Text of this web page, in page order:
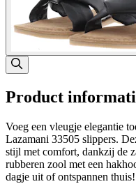
Product
Voeg een vleugje elegantie
Lazamani 33505 slippers.
stijl met comfort, dankzij de
rubberen zool met een
dagje uit of ontspannen thuis!